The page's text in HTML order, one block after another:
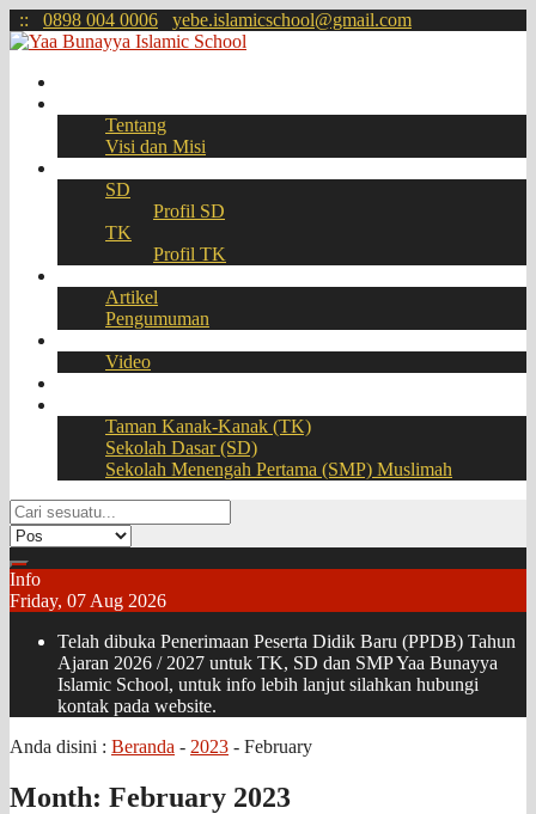
:: 0898 004 0006 yebe.islamicschool@gmail.com
Tentang
Visi dan Misi
SD
Profil SD
TK
Profil TK
Artikel
Pengumuman
Video
Taman Kanak-Kanak (TK)
Sekolah Dasar (SD)
Sekolah Menengah Pertama (SMP) Muslimah
Info
Friday, 07 Aug 2026
Telah dibuka Penerimaan Peserta Didik Baru (PPDB) Tahun
Ajaran 2026 / 2027 untuk TK, SD dan SMP Yaa Bunayya
Islamic School, untuk info lebih lanjut silahkan hubungi
kontak pada website.
Anda disini : Beranda - 2023 - February
Month: February 2023